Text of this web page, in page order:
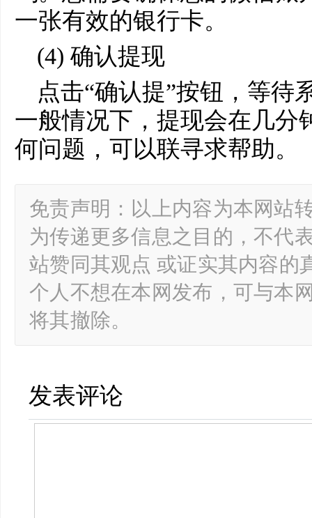
一张有效的银行卡。
(4) 确认提现
点击“确认提”按钮，等待
一般情况下，提现会在几分
何问题，可以联寻求帮助。
免责声明：以上内容为本网站
为传递更多信息之目的，不代
站赞同其观点 或证实其内容的
个人不想在本网发布，可与本
将其撤除。
发表评论